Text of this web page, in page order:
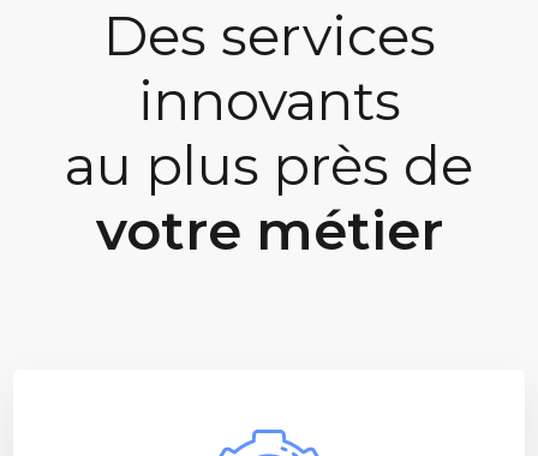
Des services
innovants
au plus près de
votre métier